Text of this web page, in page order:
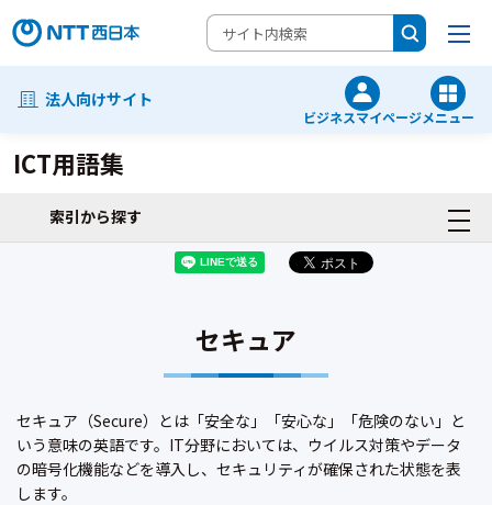
法人向けサイト
ビジネスマイページメニュー
ICT用語集
索引から探す
セキュア
セキュア（Secure）とは「安全な」「安心な」「危険のない」と
いう意味の英語です。IT分野においては、ウイルス対策やデータ
の暗号化機能などを導入し、セキュリティが確保された状態を表
します。